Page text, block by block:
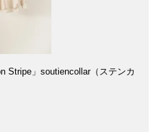
Stripe」soutiencollar（ステンカ